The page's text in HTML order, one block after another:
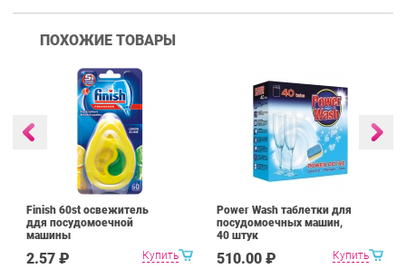
ПОХОЖИЕ ТОВАРЫ
Купить
Finish 60st освежитель
ддя посудомоечной
машины
2.57 ₽ Купить
Power Wash таблетки для
посудомоечных машин,
40 штук
510.00 ₽